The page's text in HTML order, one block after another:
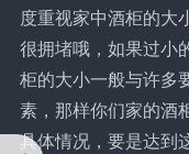
度重视家中酒柜的大
很拥堵哦，如果过小
柜的大小一般与许多
素，那样你们家的酒
具体情况，要是达到